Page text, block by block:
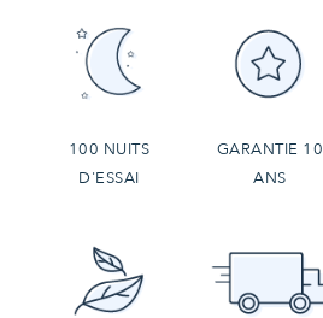
100 NUITS
D'ESSAI
GARANTIE 10
ANS